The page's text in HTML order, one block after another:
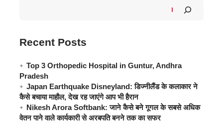
Recent Posts
Top 3 Orthopedic Hospital in Guntur, Andhra
Pradesh
Japan Earthquake Disneyland: डिज्नीलैंड के कलाकार ने
कैसे बचाया माहौल, देख रह जाएंगे आप भी हैरान
Nikesh Arora Softbank: जाने कैसे बने गूगल के सबसे अधिक
वेतन पाने वाले कार्यकारी से अरबपति बनने तक का सफर